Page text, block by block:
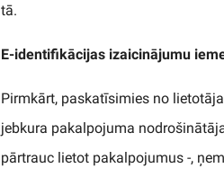
tā.
E-identifikācijas izaicinājumu
Pirmkārt, paskatīsimies no
jebkura pakalpojuma
pārtrauc lietot pakalpojumus -,